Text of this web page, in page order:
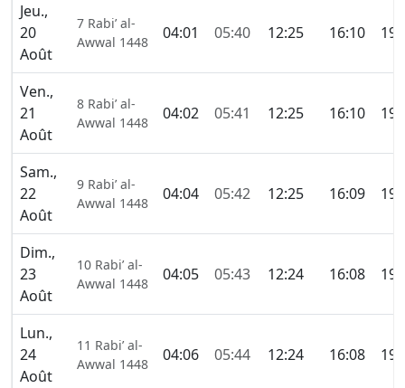
Jeu.,
20
Août
7 Rabi’ al-
Awwal 1448
04:01 05:40 12:25 16:10
Ven.,
21
Août
8 Rabi’ al-
Awwal 1448
04:02 05:41 12:25 16:10
Sam.,
22
Août
9 Rabi’ al-
Awwal 1448
04:04 05:42 12:25 16:09
Dim.,
23
Août
10 Rabi’ al-
Awwal 1448
04:05 05:43 12:24 16:08
Lun.,
24
Août
11 Rabi’ al-
Awwal 1448
04:06 05:44 12:24 16:08